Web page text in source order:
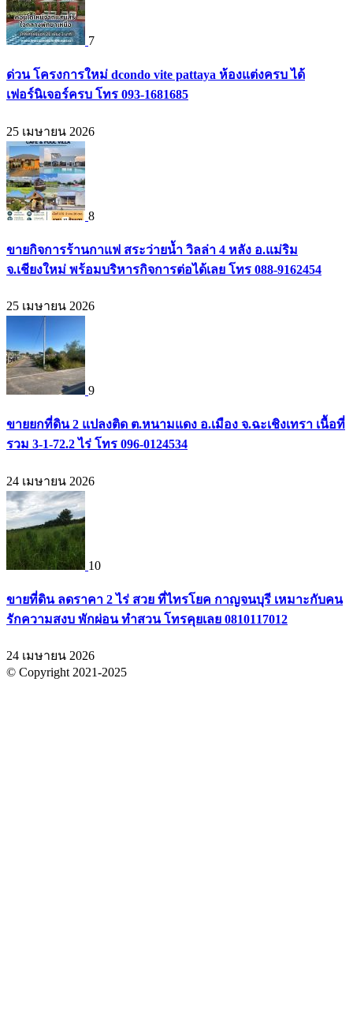
7
ด่วน โครงการใหม่ dcondo vite pattaya ห้องแต่งครบ ได้
เฟอร์นิเจอร์ครบ โทร 093-1681685
25 เมษายน 2026
8
ขายกิจการร้านกาแฟ สระว่ายน้ำ วิลล่า 4 หลัง อ.แม่ริม
จ.เชียงใหม่ พร้อมบริหารกิจการต่อได้เลย โทร 088-9162454
25 เมษายน 2026
9
ขายยกที่ดิน 2 แปลงติด ต.หนามแดง อ.เมือง จ.ฉะเชิงเทรา เนื้อที่
รวม 3-1-72.2 ไร่ โทร 096-0124534
24 เมษายน 2026
10
ขายที่ดิน ลดราคา 2 ไร่ สวย ที่ไทรโยค กาญจนบุรี เหมาะกับคน
รักความสงบ พักผ่อน ทำสวน โทรคุยเลย 0810117012
24 เมษายน 2026
© Copyright 2021-2025